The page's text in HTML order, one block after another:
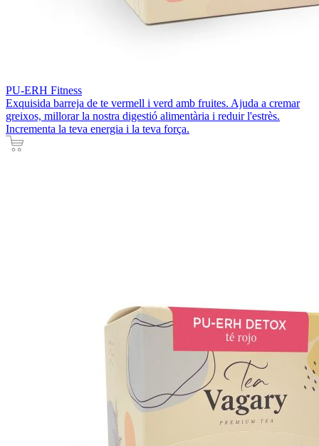
PU-ERH Fitness
Exquisida barreja de te vermell i verd amb fruites. Ajuda a cremar
greixos, millorar la nostra digestió alimentària i reduir l'estrès.
Incrementa la teva energia i la teva força.